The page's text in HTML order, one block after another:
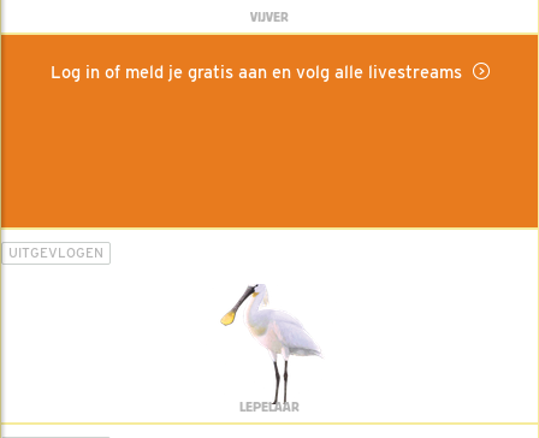
VIJVER
Log in of meld je gratis aan en volg alle livestreams
UITGEVLOGEN
LEPELAAR